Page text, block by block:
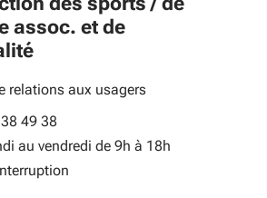
assoc. et de
relations aux usagers
49 38
au vendredi de 9h à 18h